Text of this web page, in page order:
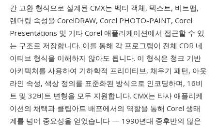
간 교환 형식으로 설계된 CMX는 벡터 객체, 텍스트, 비트맵,
렌더링 속성을 CorelDRAW, Corel PHOTO-PAINT, Corel
Presentations 및 기타 Corel 애플리케이션에서 접근할 수 있
는 구조로 저장합니다. 이를 통해 각 프로그램이 전체 CDR 네
이티브 형식을 이해하지 않아도 됩니다. 이 형식은 청크 기반
아키텍처를 사용하여 기하학적 프리미티브, 채우기 패턴, 아웃
라인 속성, 색상 정의를 표준화된 방식으로 인코딩하며, 16비
트 및 32비트 변형을 모두 지원합니다. CMX는 타사 애플리케
이션의 채택과 클립아트 배포에서의 역할을 통해 Corel 생태
계를 넘어 중요성을 얻었습니다 — 1990년대 중후반의 많은